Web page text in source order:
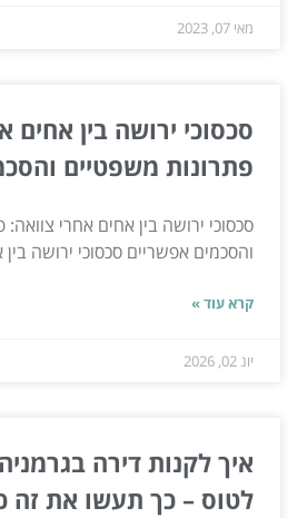
מאי 07, 2023
סכסוכי ירושה בין אחים
פתרונות משפטיים
סכסוכי ירושה בין אחים אחרי
והסכמים אפשריים סכסוכי ירושה
קרא עוד »
יונ 02, 2026
איך לקנות דירה
לטוס – כך תעשו את זה